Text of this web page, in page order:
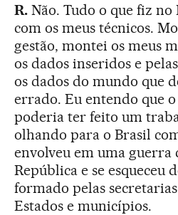
R. Não. Tudo o que fiz
com os meus técnicos.
gestão, montei os meus
os dados inseridos e
os dados do mundo que
errado. Eu entendo que
poderia ter feito um
olhando para o Brasil
envolveu em uma guerra
República e se esqueceu
formado pelas
Estados e municípios.